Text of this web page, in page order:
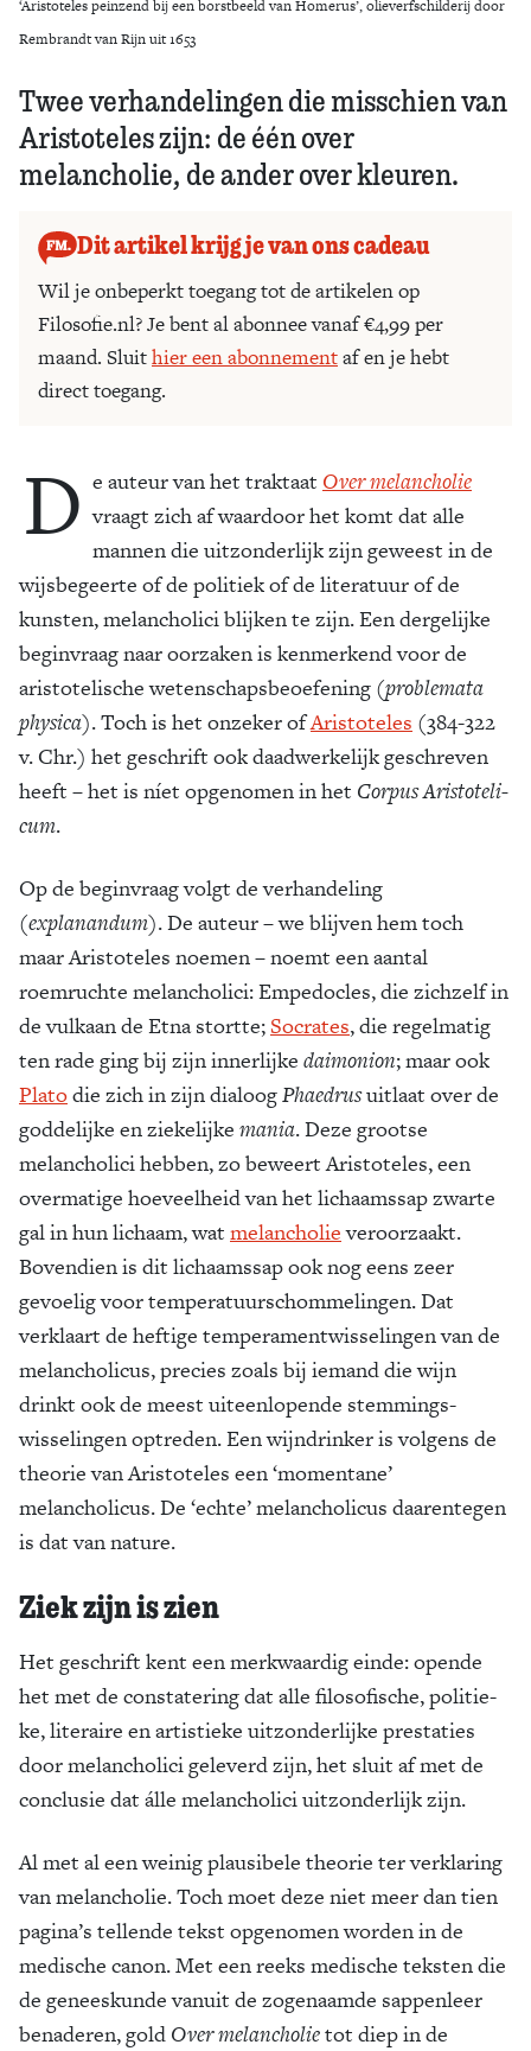
‘Aristoteles peinzend bij een borstbeeld van Homerus’, olieverfschilderij door
Rembrandt van Rijn uit 1653
Twee verhandelingen die misschien van
Aristoteles zijn: de één over
melancholie, de ander over kleuren.
Dit artikel krijg je van ons cadeau
Wil je onbeperkt toegang tot de artikelen op
Filosofie.nl? Je bent al abonnee vanaf €4,99 per
maand. Sluithier een abonnementaf en je hebt
direct toegang.
D e auteur van het traktaat Over melancholie
vraagt zich af waardoor het komt dat alle
mannen die uitzon­derlijk zijn geweest in de
wijsbegeerte of de politiek of de litera­tuur of de
kunsten, melan­cholici blijken te zijn. Een derge­lijke
beginvraag naar oorzaken is kenmerkend voor de
aristote­lische wetenschapsbeoefening (problemata
physica). Toch is het onzeker ofAris­toteles (384-322
v. Chr.) het ge­schr­ift ook daadwerkelijk geschre­ven
heeft – het is níet opge­nomen in het Corpus Aris­toteli­
cum.
Op de beginvraag volgt de verhandeling
(explanandum). De auteur – we blijven hem toch
maar Aristoteles noemen – noemt een aantal
roemruchte melancholici: Empedocles, die zich­zelf in
de vulkaan de Etna stortte;Socrates, die regelma­tig
ten rade ging bij zijn innerlijke daimonion; maar ook
Platodie zich in zijn dialoogPhaedrusuitlaat over de
godde­lijke en ziekelijke mania. Deze grootse
melancholici hebben, zo beweert Aristote­les, een
overmatige hoeveelheid van het li­chaamssap zwarte
gal in hun lichaam, wat melancho­lieveroor­zaakt.
Boven­dien is dit lichaamssap ook nog eens zeer
gevoelig voor tempe­ra­tuur­schom­me­lingen. Dat
verklaart de heftige temperamentwisselin­gen van de
melan­choli­cus, precies zoals bij iemand die wijn
drinkt ook de meest uiteenlopende stemmings­
wisselin­gen optre­den. Een wijn­drinker is volgens de
theorie van Aris­tote­les een ‘momen­ta­ne’
melancholicus. De ‘echte’ melancholicus daaren­tegen
is dat van nature.
Ziek zijn is zien
Het geschrift kent een merkwaardig einde: opende
het met de constatering dat alle filosofische, politie­
ke, literai­re en artistieke uitzonderlijke prestaties
door melan­cholici gele­verd zijn, het sluit af met de
conclusie dat álle melancholici uitzonderlijk zijn.
Al met al een weinig plausibele theorie ter verklaring
van melancholie. Toch moet deze niet meer dan tien
pagina’s tel­lende tekst opgenomen worden in de
medische canon. Met een reeks medische teksten die
de genees­kunde vanuit de zogenaamde sappenleer
benaderen, gold Over melancholietot diep in de